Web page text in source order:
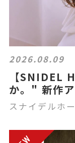
2026.08.09
【SNIDEL
スナイデルホ